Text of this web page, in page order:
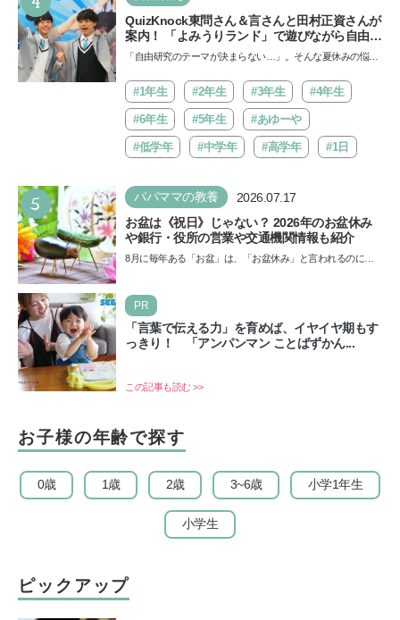
QuizKnock東問さん＆言さんと田村正資さんが
案内！ 「よみうりランド」で遊びながら自由研
究が進む期間限定イベントが開催
「自由研究のテーマが決まらない…」。そんな夏休みの悩み
バ!!…
#1年生 #2年生 #3年生 #4年生
#6年生 #5年生 #あゆーや
#低学年 #中学年 #高学年 #1日
5 パパママの教養 2026.07.17
お盆は《祝日》じゃない？ 2026年のお盆休み
や銀行・役所の営業や交通機関情報も紹介
8月に毎年ある「お盆」は、「お盆休み」と言われるのに祝
PR
「言葉で伝える力」を育めば、イヤイヤ期もす
っきり！ 「アンパンマン ことばずかん...
この記事も読む >>
お子様の年齢で探す
0歳 1歳 2歳 3~6歳 小学1年生
小学生
ピックアップ